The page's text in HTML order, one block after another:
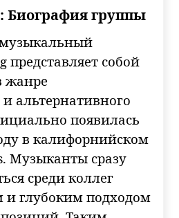
Биография группы
представляет собой
жанре
и альтернативного
появилась
в калифорнийском
Музыканты сразу
среди коллег
глубоким подходом